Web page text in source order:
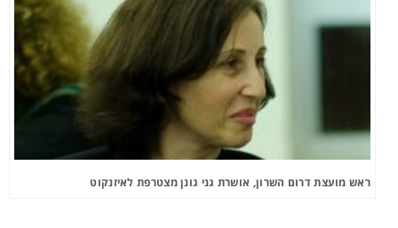
ראש מועצת דרום השרון, אושרת גני גונן מצטרפת לאיזנקוט